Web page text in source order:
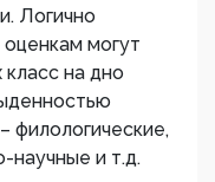
Логично
могут
класс на дно
филологические,
научные и т.д.